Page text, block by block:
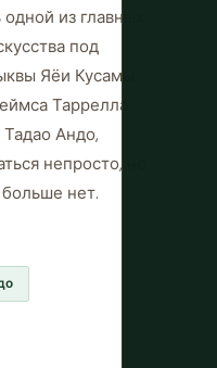
из главных
под
Яёи Кусамы.
Таррелла.
Андо,
непросто, но
нет.